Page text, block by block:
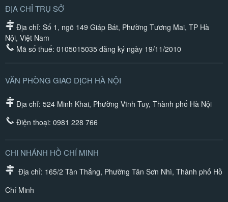
ĐỊA CHỈ TRỤ SỞ
Địa chỉ: Số 1, ngõ 149 Giáp Bát, Phường Tương Mai, TP Hà
Nội, Việt Nam
Mã số thuế: 0105015035 đăng ký ngày 19/11/2010
VĂN PHÒNG GIAO DỊCH HÀ NỘI
Địa chỉ: 524 Minh Khai, Phường Vĩnh Tuy, Thành phố Hà Nội
Điện thoại: 0981 228 766
CHI NHÁNH HỒ CHÍ MINH
Địa chỉ: 165/2 Tân Thắng, Phường Tân Sơn Nhì, Thành phố Hồ
Chí Minh